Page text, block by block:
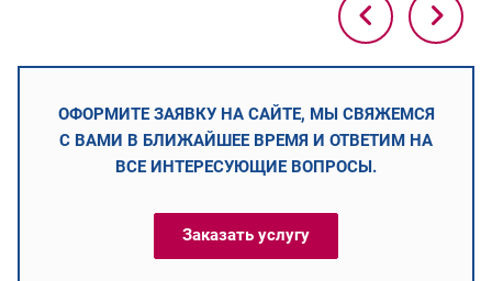
ОФОРМИТЕ ЗАЯВКУ НА САЙТЕ, МЫ СВЯЖЕМСЯ
С ВАМИ В БЛИЖАЙШЕЕ ВРЕМЯ И ОТВЕТИМ НА
ВСЕ ИНТЕРЕСУЮЩИЕ ВОПРОСЫ.
Заказать услугу